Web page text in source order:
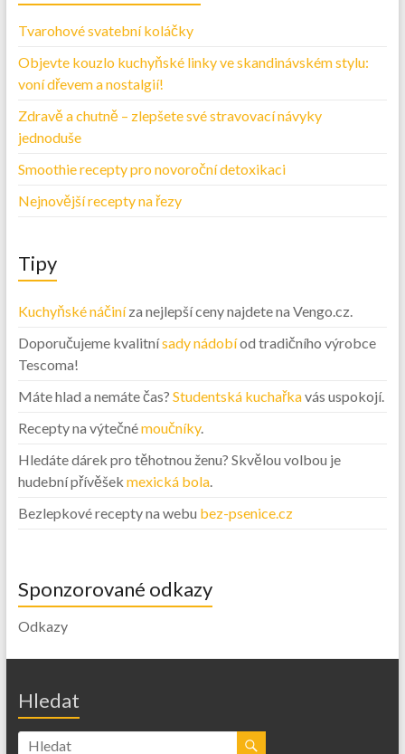
Tvarohové svatební koláčky
Objevte kouzlo kuchyňské linky ve skandinávském stylu:
voní dřevem a nostalgií!
Zdravě a chutně – zlepšete své stravovací návyky
jednoduše
Smoothie recepty pro novoroční detoxikaci
Nejnovější recepty na řezy
Tipy
Kuchyňské náčiníza nejlepší ceny najdete na Vengo.cz.
Doporučujeme kvalitnísady nádobíod tradičního výrobce
Tescoma!
Máte hlad a nemáte čas? Studentská kuchařkavás uspokojí.
Recepty na výtečnémoučníky.
Hledáte dárek pro těhotnou ženu? Skvělou volbou je
hudební přívěšek mexická bola.
Bezlepkové recepty na webu bez-psenice.cz
Sponzorované odkazy
Odkazy
Hledat